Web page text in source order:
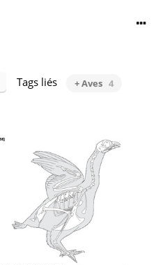
Tags liés + Aves 4